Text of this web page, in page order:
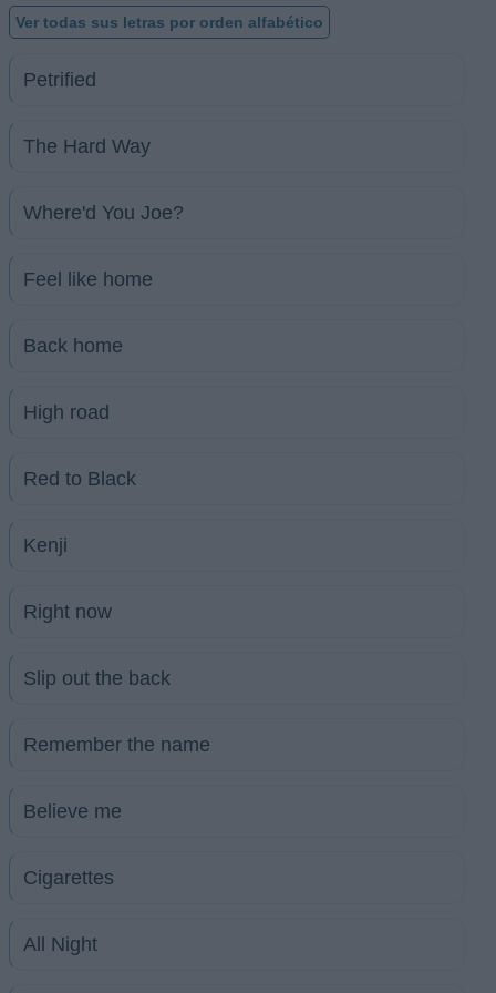
Ver todas sus letras por orden alfabético
Petrified
The Hard Way
Where'd You Joe?
Feel like home
Back home
High road
Red to Black
Kenji
Right now
Slip out the back
Remember the name
Believe me
Cigarettes
All Night